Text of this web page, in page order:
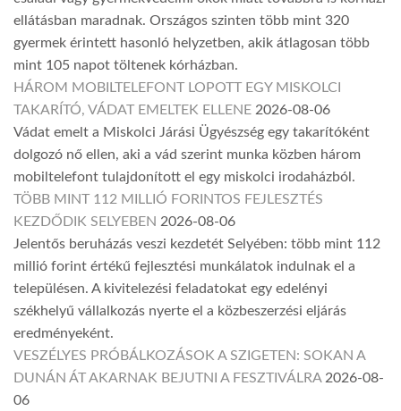
ellátásban maradnak. Országos szinten több mint 320
gyermek érintett hasonló helyzetben, akik átlagosan több
mint 105 napot töltenek kórházban.
HÁROM MOBILTELEFONT LOPOTT EGY MISKOLCI
TAKARÍTÓ, VÁDAT EMELTEK ELLENE 2026-08-06
Vádat emelt a Miskolci Járási Ügyészség egy takarítóként
dolgozó nő ellen, aki a vád szerint munka közben három
mobiltelefont tulajdonított el egy miskolci irodaházból.
TÖBB MINT 112 MILLIÓ FORINTOS FEJLESZTÉS
KEZDŐDIK SELYEBEN 2026-08-06
Jelentős beruházás veszi kezdetét Selyében: több mint 112
millió forint értékű fejlesztési munkálatok indulnak el a
településen. A kivitelezési feladatokat egy edelényi
székhelyű vállalkozás nyerte el a közbeszerzési eljárás
eredményeként.
VESZÉLYES PRÓBÁLKOZÁSOK A SZIGETEN: SOKAN A
DUNÁN ÁT AKARNAK BEJUTNI A FESZTIVÁLRA 2026-08-
06